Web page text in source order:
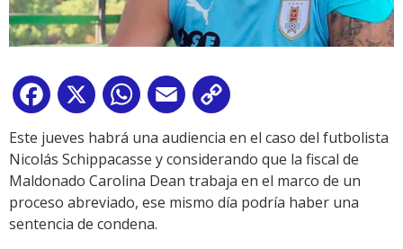
Facebook
X WhatsApp
Email
Link
Este jueves habrá una audiencia en el caso del futbolista
Nicolás Schippacasse y considerando que la fiscal de
Maldonado Carolina Dean trabaja en el marco de un
proceso abreviado, ese mismo día podría haber una
sentencia de condena.